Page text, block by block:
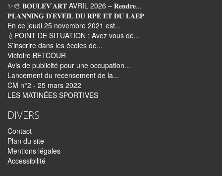
✨🎨 𝐁𝐎𝐔𝐋𝐄𝐕’𝐀𝐑𝐓 AVRIL 2026 – 𝐑𝐞𝐧𝐝𝐫𝐞...
𝐏𝐋𝐀𝐍𝐍𝐈𝐍𝐆 𝐃’𝐄𝐕𝐄𝐈𝐋 𝐃𝐔 𝐑𝐏𝐄 𝐄𝐓 𝐃𝐔 𝐋𝐀𝐄𝐏
En ce jeudi 25 novembre 2021 est...
💧POINT DE SITUATION : Avez vous de...
S’inscrire dans les écoles de...
Victoire BETCOUR
Avis de publicité pour une occupation...
Lancement du recensement de la...
CM n°2 - 25 mars 2022
LES MATINÉES SPORTIVES
DIVERS
Contact
Plan du site
Mentions légales
Accessibilité